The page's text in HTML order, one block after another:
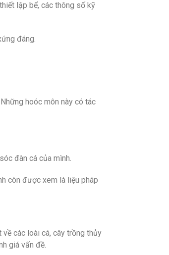
lập bể, các thông số kỹ
đáng.
hoóc môn này có tác
đàn cá của mình.
còn được xem là liệu pháp
các loài cá, cây trồng thủy
giá vấn đề.